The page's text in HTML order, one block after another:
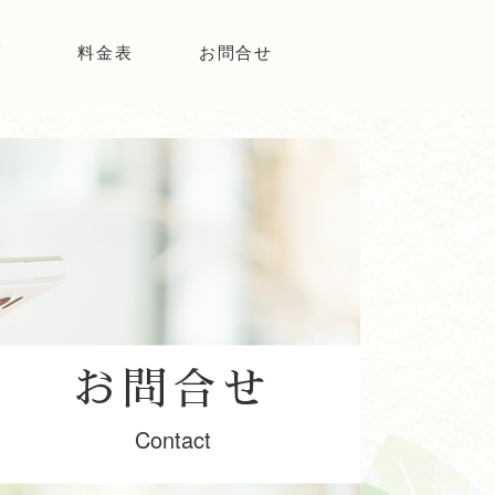
料金表 お問合せ
お問合せ
Contact